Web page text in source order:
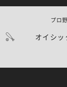
オイシッ
プロ